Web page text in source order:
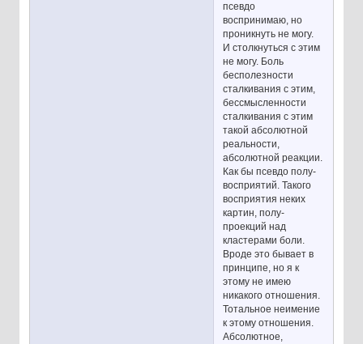
псевдо
воспринимаю, но
проникнуть не могу.
И столкнуться с этим
не могу. Боль
бесполезности
сталкивания с этим,
бессмысленности
сталкивания с этим
такой абсолютной
реальности,
абсолютной реакции.
Как бы псевдо полу-
восприятий. Такого
восприятия неких
картин, полу-
проекций над
кластерами боли.
Вроде это бывает в
принципе, но я к
этому не имею
никакого отношения.
Тотальное неимение
к этому отношения.
Абсолютное,